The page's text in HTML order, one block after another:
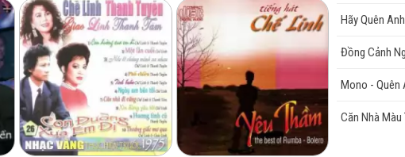
Hãy Quên Anh
Đồng Cảnh
Mono - Quên
Căn Nhà Màu